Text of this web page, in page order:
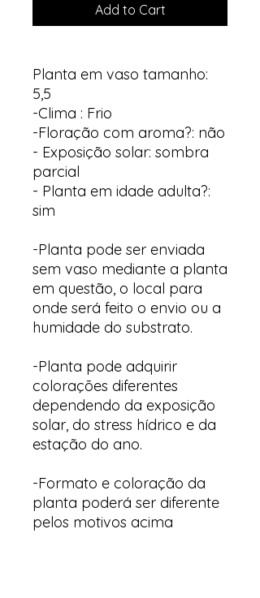
Add to Cart
Planta em vaso tamanho:
5,5
-Clima : Frio
-Floração com aroma?: não
- Exposição solar: sombra
parcial
- Planta em idade adulta?:
sim
-Planta pode ser enviada
sem vaso mediante a planta
em questão, o local para
onde será feito o envio ou a
humidade do substrato.
-Planta pode adquirir
colorações diferentes
dependendo da exposição
solar, do stress hídrico e da
estação do ano.
-Formato e coloração da
planta poderá ser diferente
pelos motivos acima